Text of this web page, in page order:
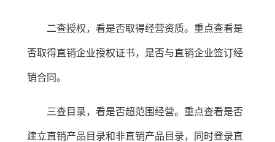
二查授权，看是否取得经营资质。重点查看是
否取得直销企业授权证书，是否与直销企业签订经
销合同。
三查目录，看是否超范围经营。重点查看是否
建立直销产品目录和非直销产品目录，同时登录直